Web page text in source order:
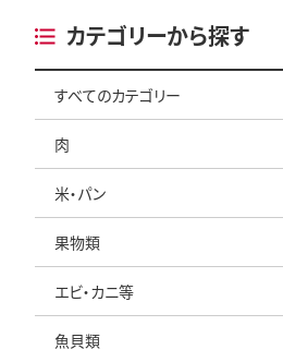
カテゴリーから探す
すべてのカテゴリー
肉
米・パン
果物類
エビ・カニ等
魚貝類